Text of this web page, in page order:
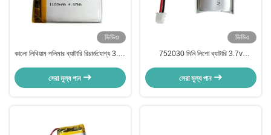
ভিডিও
কালো লিথিয়াম পলিমার ব্যাটারি রিচার্জযোগ্য 3.7v
সেরা মূল্য পান
ভিডিও
752030 মিনি লিপো ব্যাটারি 3.7v
সেরা মূল্য পান